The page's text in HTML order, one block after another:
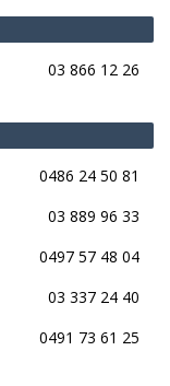
03 866 12 26
0486 24 50 81
03 889 96 33
0497 57 48 04
03 337 24 40
0491 73 61 25